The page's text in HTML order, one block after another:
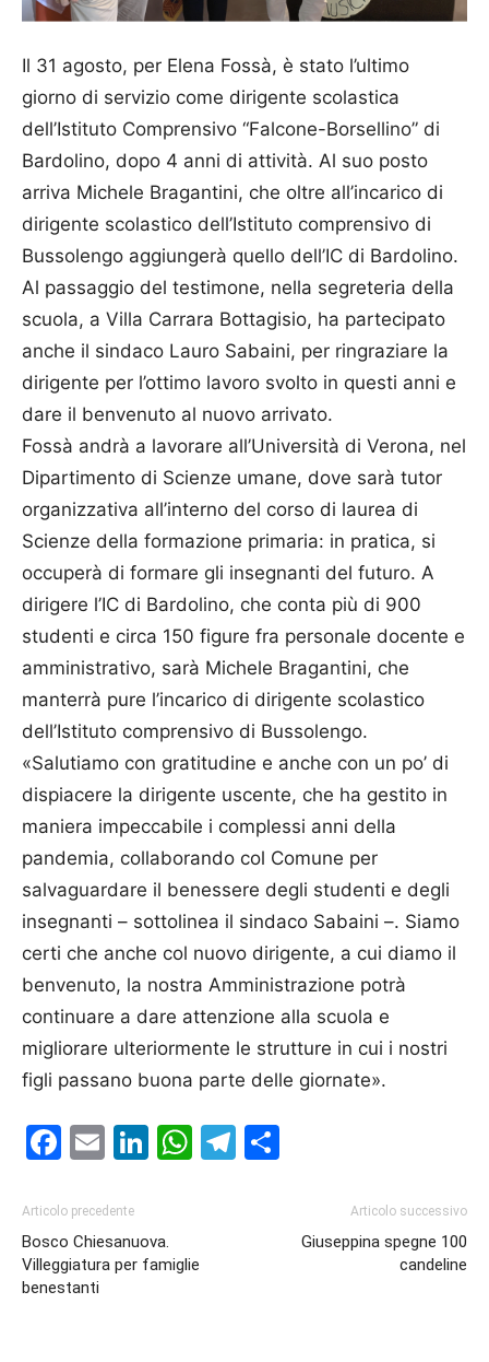
Il 31 agosto, per Elena Fossà, è stato l’ultimo
giorno di servizio come dirigente scolastica
dell’Istituto Comprensivo “Falcone-Borsellino” di
Bardolino, dopo 4 anni di attività. Al suo posto
arriva Michele Bragantini, che oltre all’incarico di
dirigente scolastico dell’Istituto comprensivo di
Bussolengo aggiungerà quello dell’IC di Bardolino.
Al passaggio del testimone, nella segreteria della
scuola, a Villa Carrara Bottagisio, ha partecipato
anche il sindaco Lauro Sabaini, per ringraziare la
dirigente per l’ottimo lavoro svolto in questi anni e
dare il benvenuto al nuovo arrivato.
Fossà andrà a lavorare all’Università di Verona, nel
Dipartimento di Scienze umane, dove sarà tutor
organizzativa all’interno del corso di laurea di
Scienze della formazione primaria: in pratica, si
occuperà di formare gli insegnanti del futuro. A
dirigere l’IC di Bardolino, che conta più di 900
studenti e circa 150 figure fra personale docente e
amministrativo, sarà Michele Bragantini, che
manterrà pure l’incarico di dirigente scolastico
dell’Istituto comprensivo di Bussolengo.
«Salutiamo con gratitudine e anche con un po’ di
dispiacere la dirigente uscente, che ha gestito in
maniera impeccabile i complessi anni della
pandemia, collaborando col Comune per
salvaguardare il benessere degli studenti e degli
insegnanti – sottolinea il sindaco Sabaini –. Siamo
certi che anche col nuovo dirigente, a cui diamo il
benvenuto, la nostra Amministrazione potrà
continuare a dare attenzione alla scuola e
migliorare ulteriormente le strutture in cui i nostri
figli passano buona parte delle giornate».
Facebook
EmailLinkedIn
WhatsApp
Telegram
Articolo precedente
Bosco Chiesanuova.
Villeggiatura per famiglie
benestanti
Articolo successivo
Giuseppina spegne 100
candeline